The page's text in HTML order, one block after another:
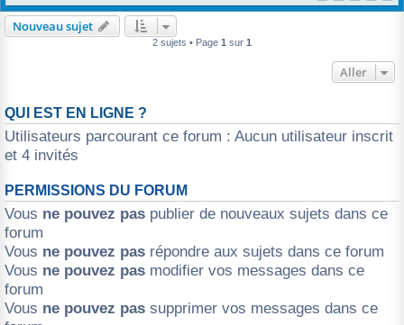
Nouveau sujet
2 sujets • Page 1 sur 1
Aller
QUI EST EN LIGNE ?
Utilisateurs parcourant ce forum : Aucun utilisateur inscrit
et 4 invités
PERMISSIONS DU FORUM
Vous ne pouvez pas publier de nouveaux sujets dans ce
forum
Vous ne pouvez pas répondre aux sujets dans ce forum
Vous ne pouvez pas modifier vos messages dans ce
forum
Vous ne pouvez pas supprimer vos messages dans ce